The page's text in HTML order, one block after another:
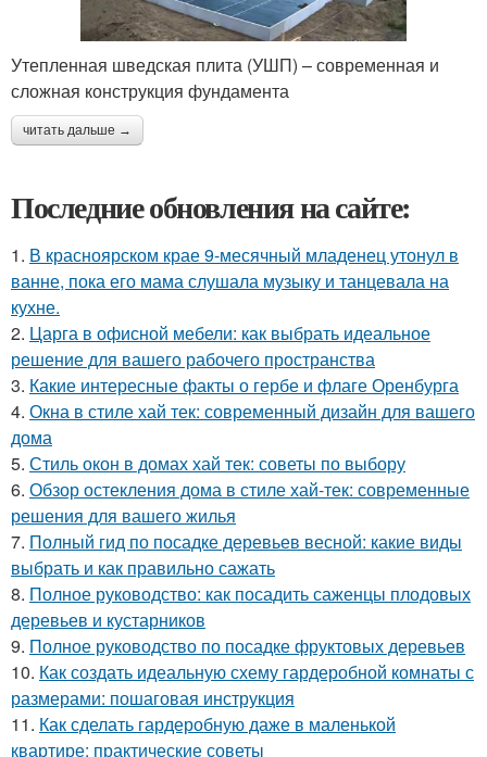
Утепленная шведская плита (УШП) – современная и
сложная конструкция фундамента
читать дальше →
Последние обновления на сайте:
1. В красноярском крае 9-месячный младенец утонул в
ванне, пока его мама слушала музыку и танцевала на
кухне.
2. Царга в офисной мебели: как выбрать идеальное
решение для вашего рабочего пространства
3. Какие интересные факты о гербе и флаге Оренбурга
4. Окна в стиле хай тек: современный дизайн для вашего
дома
5. Стиль окон в домах хай тек: советы по выбору
6. Обзор остекления дома в стиле хай-тек: современные
решения для вашего жилья
7. Полный гид по посадке деревьев весной: какие виды
выбрать и как правильно сажать
8. Полное руководство: как посадить саженцы плодовых
деревьев и кустарников
9. Полное руководство по посадке фруктовых деревьев
10. Как создать идеальную схему гардеробной комнаты с
размерами: пошаговая инструкция
11. Как сделать гардеробную даже в маленькой
квартире: практические советы